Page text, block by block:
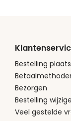
Bestelling
Bezorgen
Bestelling
Veel gestelde